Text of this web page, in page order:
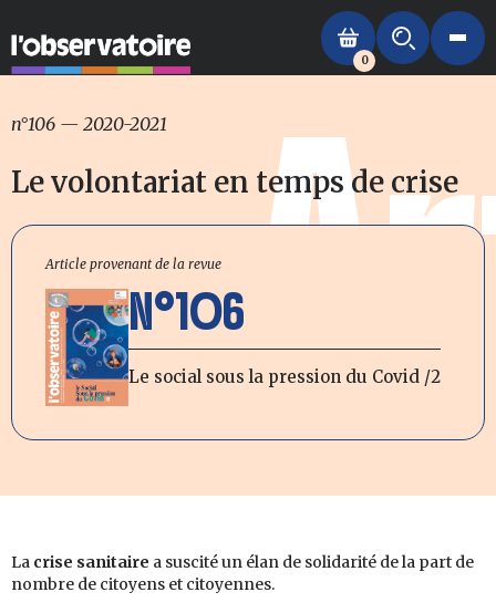
0
n°106 — 2020-2021
Le volontariat en temps de crise
Article provenant de la revue
N°106
Le social sous la pression du Covid /2
La crise sanitaire a suscité un élan de solidarité de la part de
nombre de citoyens et citoyennes.